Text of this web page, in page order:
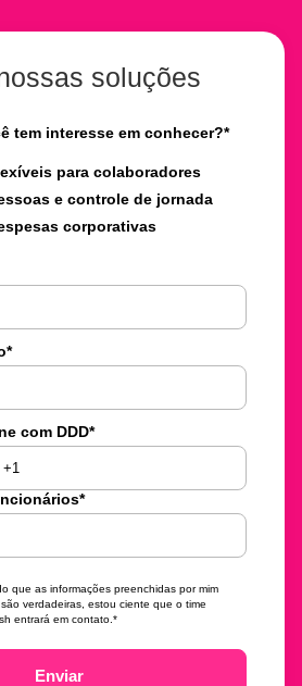
soluções
tem interesse em conhecer?*
para colaboradores
e controle de jornada
corporativas
*
com DDD*
*
que as informações preenchidas por mim
verdadeiras, estou ciente que o time
entrará em contato. *
Enviar